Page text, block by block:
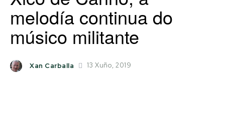
melodía continua do
músico militante
Xan Carballa 13 Xuño, 2019